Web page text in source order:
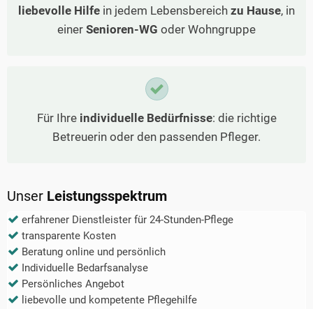
liebevolle Hilfe in jedem Lebensbereich zu Hause, in
einer Senioren-WG oder Wohngruppe
Für Ihre individuelle Bedürfnisse: die richtige
Betreuerin oder den passenden Pfleger.
Unser Leistungsspektrum
erfahrener Dienstleister für 24-Stunden-Pflege
transparente Kosten
Beratung online und persönlich
Individuelle Bedarfsanalyse
Persönliches Angebot
liebevolle und kompetente Pflegehilfe